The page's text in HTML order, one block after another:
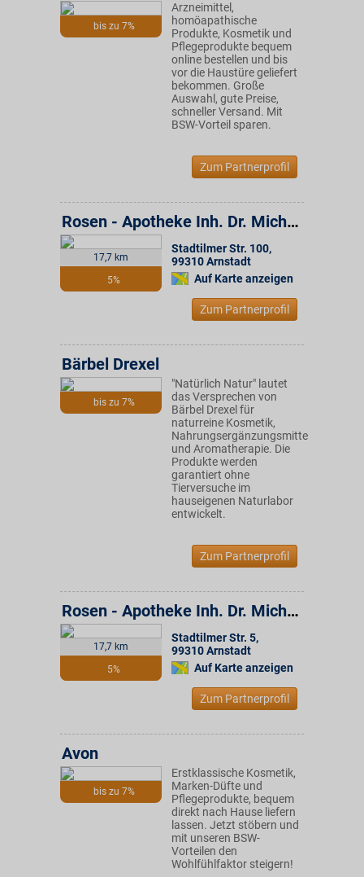
bis zu 7%
Arzneimittel,
homöapathische
Produkte, Kosmetik und
Pflegeprodukte bequem
online bestellen und bis
vor die Haustüre geliefert
bekommen. Große
Auswahl, gute Preise,
schneller Versand. Mit
BSW-Vorteil sparen.
Zum Partnerprofil
17,7 km
5%
Rosen - Apotheke Inh. Dr. Michael Patenge e.K.
Stadtilmer Str. 100,
99310Arnstadt
Auf Karte anzeigen
Zum Partnerprofil
bis zu 7%
Bärbel Drexel
"Natürlich Natur" lautet
das Versprechen von
Bärbel Drexel für
naturreine Kosmetik,
Nahrungsergänzungsmittel
und Aromatherapie. Die
Produkte werden
garantiert ohne
Tierversuche im
hauseigenen Naturlabor
entwickelt.
Zum Partnerprofil
17,7 km
5%
Rosen - Apotheke Inh. Dr. Michael Patenge e.K.
Stadtilmer Str. 5,
99310Arnstadt
Auf Karte anzeigen
Zum Partnerprofil
bis zu 7%
Avon
Erstklassische Kosmetik,
Marken-Düfte und
Pflegeprodukte, bequem
direkt nach Hause liefern
lassen. Jetzt stöbern und
mit unseren BSW-
Vorteilen den
Wohlfühlfaktor steigern!